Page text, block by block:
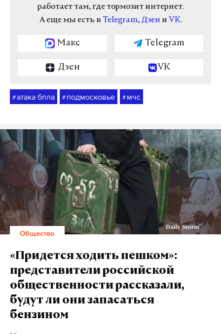
работает там, где тормозит интернет.
А еще мы есть в Telegram, Дзен и VK.
Макс Telegram
Дзен VK
#атака бпла # подмосковье # мчс
Общество
«Придется ходить пешком»:
представители российской
общественности рассказали,
будут ли они запасаться
бензином